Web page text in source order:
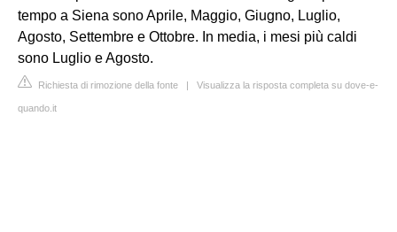
tempo a Siena sono Aprile, Maggio, Giugno, Luglio,
Agosto, Settembre e Ottobre. In media, i mesi più caldi
sono Luglio e Agosto.
Richiesta di rimozione della fonte | Visualizza la risposta completa su dove-e-
quando.it